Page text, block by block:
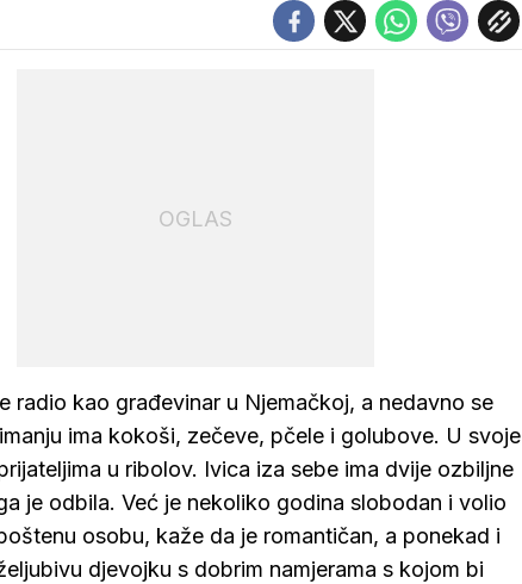
OGLAS
radio kao građevinar u Njemačkoj, a nedavno se
ima kokoši, zečeve, pčele i golubove. U svoje
u ribolov. Ivica iza sebe ima dvije ozbiljne
je odbila. Već je nekoliko godina slobodan i volio
osobu, kaže da je romantičan, a ponekad i
djevojku s dobrim namjerama s kojom bi